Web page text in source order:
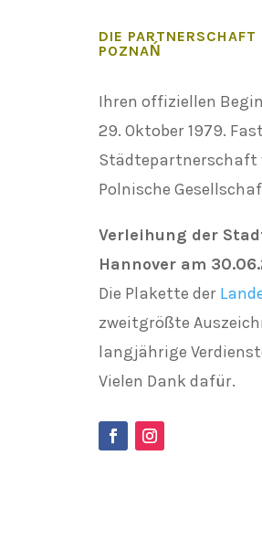
DIE
POZNAŃ
Ihren offiziellen
29. Oktober 1979.
Städtepartnerschaft
Polnische
Verleihung der
Hannover am
Die Plakette der
zweitgrößte
langjährige
Vielen Dank dafür.